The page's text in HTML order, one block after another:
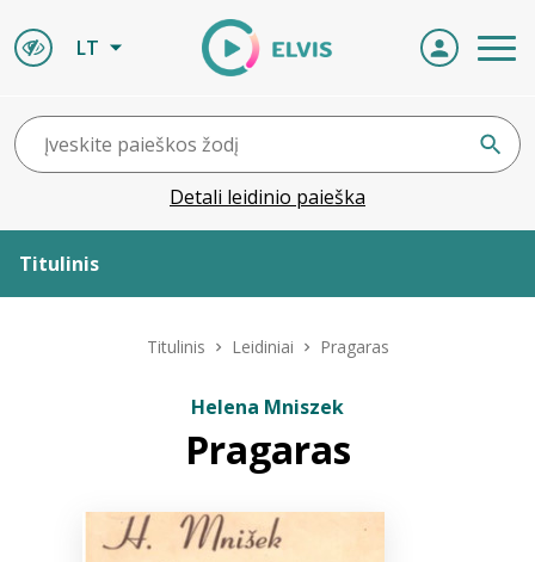
LT
Detali leidinio paieška
Titulinis
Titulinis Leidiniai Pragaras
Helena Mniszek
Pragaras